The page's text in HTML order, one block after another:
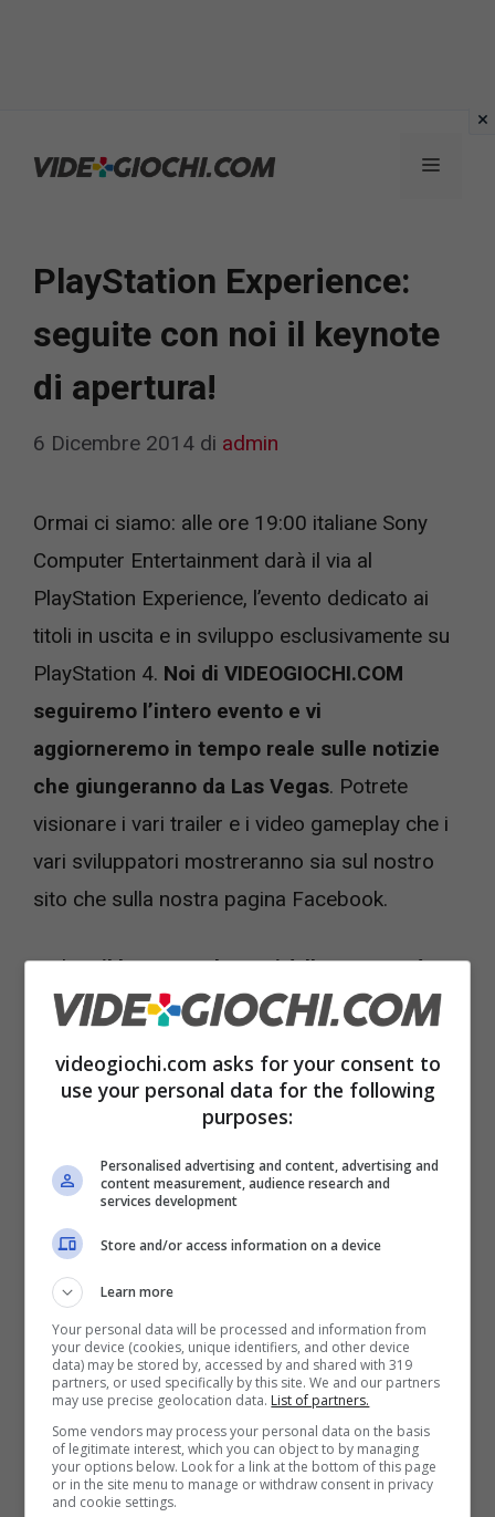
Menu
PlayStation Experience:
seguite con noi il keynote
di apertura!
6 Dicembre 2014 di admin
Ormai ci siamo: alle ore 19:00 italiane Sony
Computer Entertainment darà il via al
PlayStation Experience, l’evento dedicato ai
titoli in uscita e in sviluppo esclusivamente su
PlayStation 4. Noi di VIDEOGIOCHI.COM
seguiremo l’intero evento e vi
aggiorneremo in tempo reale sulle notizie
che giungeranno da Las Vegas. Potrete
visionare i vari trailer e i video gameplay che i
vari sviluppatori mostreranno sia sul nostro
sito che sulla nostra pagina Facebook.
Inoltre,il keynote che aprirà l’evento sarà
trasmesso in diretta sul nostro canale
qui!
Appuntamento dunque alle ore 19:00, non
mancate!
Articoli recenti
News
Grokipedia: l’innovativo
progetto AI di Elon Musk è
già al capolinea?
News
ASUS ProArt si Amplia:
Presentato il Nuovo Box
SSD di Fascia Alta con
Velocità di Trasferimento
videogiochi.com asks for your consent to
use your personal data for the following
purposes:
Personalised advertising and content, advertising and
content measurement, audience research and
services development
Store and/or access information on a device
Learn more
Your personal data will be processed and information from
your device (cookies, unique identifiers, and other device
data) may be stored by, accessed by and shared with 319
partners, or used specifically by this site. We and our partners
may use precise geolocation data. List of partners.
Some vendors may process your personal data on the basis
of legitimate interest, which you can object to by managing
your options below. Look for a link at the bottom of this page
or in the site menu to manage or withdraw consent in privacy
and cookie settings.